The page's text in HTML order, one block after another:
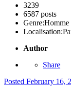
3239
6587 posts
Genre:Homme
Localisation:
Author
Share
Posted February 16,